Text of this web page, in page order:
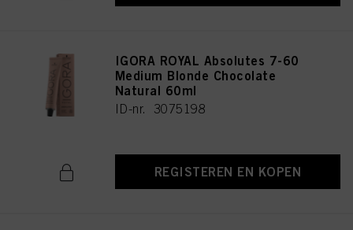
IGORA ROYAL Absolutes 7-60
Medium Blonde Chocolate
Natural 60ml
ID-nr. 3075198
REGISTEREN EN KOPEN